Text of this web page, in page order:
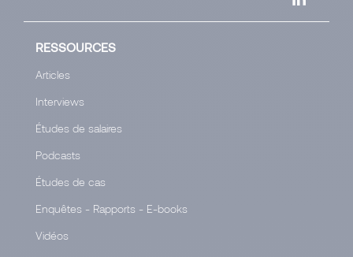
RESSOURCES
Articles
Interviews
Études de salaires
Podcasts
Études de cas
Enquêtes - Rapports - E-books
Vidéos